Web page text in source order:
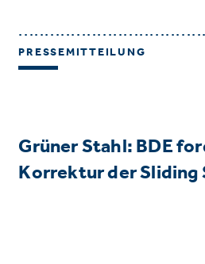
PRESSEMITTEILUNG
Grüner Stahl: BDE
Korrektur der Sliding